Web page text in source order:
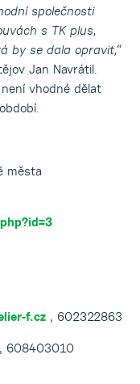
společnosti
s TK plus,
by se dala opravit,“
Jan Navrátil.
vhodné dělat
města
f.cz, 602322863
608403010